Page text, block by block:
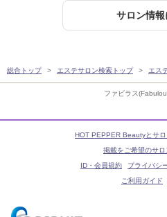
ファビラス
サロン情報
総合トップ エステサロン検索トップ エス
HOT PEPPER Beautyとサ
掲載をご希望のサ
ID・会員規約
プライバシ
ご利用ガイド